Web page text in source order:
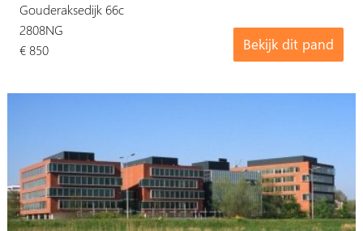
Gouderaksedijk 66c
Bekijk dit pand
2808NG
€ 850